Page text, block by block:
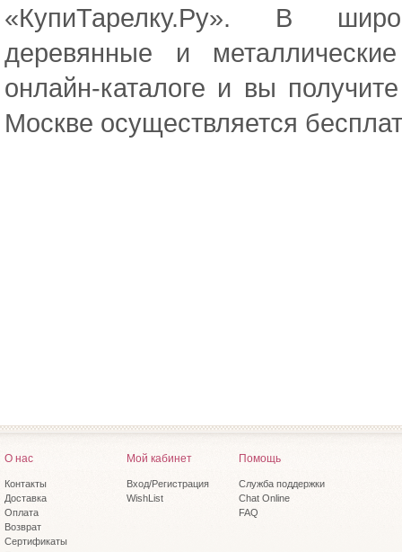
«КупиТарелку.Ру». В
деревянные и
онлайн-каталоге и вы
Москве осуществляется
О нас
Контакты
Доставка
Оплата
Возврат
Сертификаты
Мой кабинет
Вход/Регистрация
WishList
Помощь
Служба поддержки
Chat Online
FAQ